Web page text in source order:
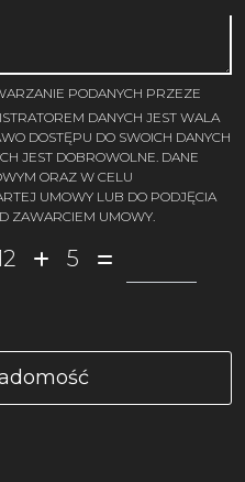
PODANYCH PRZEZE
DANYCH JEST WALA
DOSTĘPU DO SWOICH DANYCH
JEST DOBROWOLNE. DANE
ORAZ W CELU
UMOWY LUB DO PODJĘCIA
ZAWARCIEM UMOWY.
5